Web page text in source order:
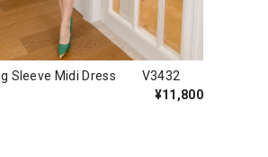
Sleeve Midi Dress V3432
¥11,800